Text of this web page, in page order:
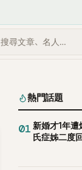
搜尋文章、名人…
熱門話題
01 新婚才1年遭
氏症姊二度